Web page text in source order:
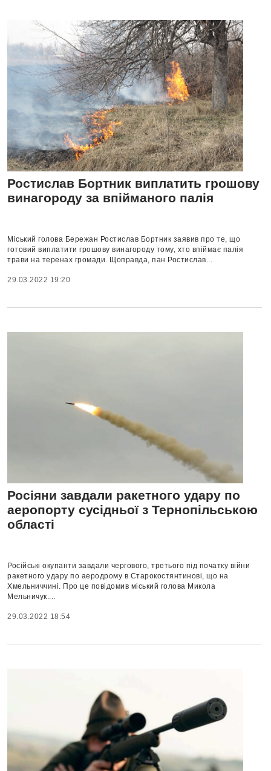
Ростислав Бортник виплатить грошову
винагороду за впійманого палія
Міський голова Бережан Ростислав Бортник заявив про те, що
готовий виплатити грошову винагороду тому, хто впіймає палія
трави на теренах громади. Щоправда, пан Ростислав...
29.03.2022 19:20
Росіяни завдали ракетного удару по
аеропорту сусідньої з Тернопільською
області
Російські окупанти завдали чергового, третього під початку війни
ракетного удару по аеродрому в Старокостянтинові, що на
Хмельниччині. Про це повідомив міський голова Микола
Мельничук....
29.03.2022 18:54